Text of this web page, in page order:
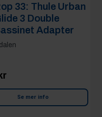
33: Thule Urban
3 Double
Adapter
Se mer info